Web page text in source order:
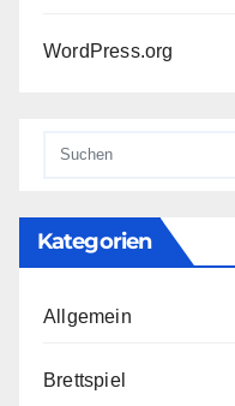
WordPress.org
Kategorien
Allgemein
Brettspiel